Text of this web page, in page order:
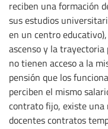
reciben una formación
sus estudios
en un centro
ascenso y la trayectoria
no tienen acceso a la
pensión que los
perciben el mismo
contrato fijo, existe una
docentes contratos